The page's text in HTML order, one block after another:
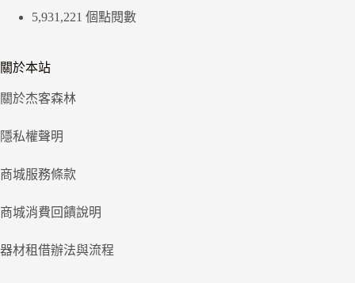
5,931,221 個點閱數
關於本站
關於杰客森林
隱私權聲明
商城服務條款
商城消費回饋說明
器材租借辦法與流程